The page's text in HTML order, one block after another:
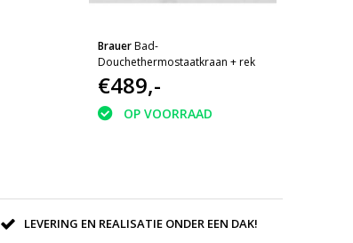
BrauerBad-
Douchethermostaatkraan + rek
€489,-
OP VOORRAAD
LEVERING EN REALISATIE ONDER EEN DAK!